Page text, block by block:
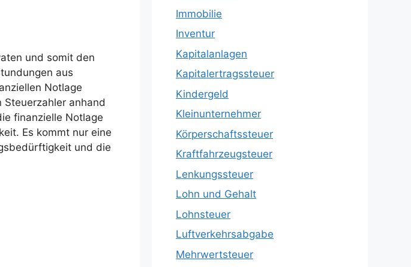
und somit den
aus
Notlage
anhand
finanzielle Notlage
Es kommt nur eine
und die
Immobilie
Inventur
Kapitalanlagen
Kapitalertragssteuer
Kindergeld
Kleinunternehmer
Körperschaftssteuer
Kraftfahrzeugsteuer
Lenkungssteuer
Lohn und Gehalt
Lohnsteuer
Luftverkehrsabgabe
Mehrwertsteuer